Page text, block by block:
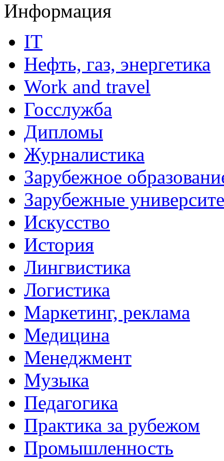
Информация
IT
Нефть, газ, энергетика
Work and travel
Госслужба
Дипломы
Журналистика
Зарубежное
Зарубежные
Искусство
История
Лингвистика
Логистика
Маркетинг, реклама
Медицина
Менеджмент
Музыка
Педагогика
Практика за рубежом
Промышленность